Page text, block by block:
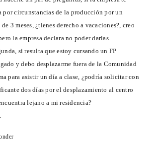
por circunstancias de la producción por un
3 meses, ¿tienes derecho a vacaciones?, creo
la empresa declara no poder darlas.
si resulta que estoy cursando un FP
y debo desplazarme fuera de la Comunidad
para asistir un día a clase, ¿podría solicitar con
dos días por el desplazamiento al centro
lejano a mi residencia?